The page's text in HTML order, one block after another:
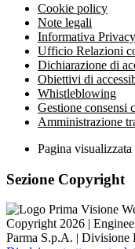
Cookie policy
Note legali
Informativa Privacy
Ufficio Relazioni
Dichiarazione di
Obiettivi di
Whistleblowing
Gestione consensi
Amministrazione
Pagina visualizzata
Sezione Copyright
Copyright 2026 |
Parma S.p.A. |